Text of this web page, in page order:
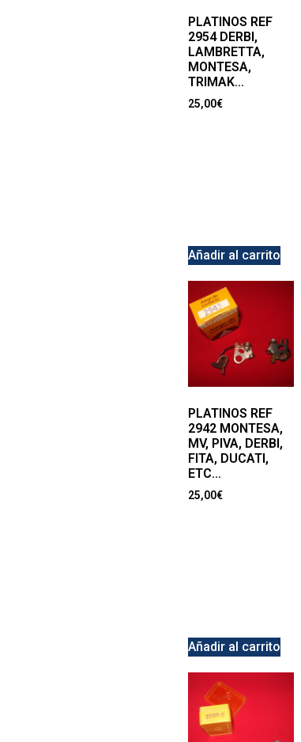
PLATINOS REF
2954 DERBI,
LAMBRETTA,
MONTESA,
TRIMAK…
25,00€
Añadir al carrito
PLATINOS REF
2942 MONTESA,
MV, PIVA, DERBI,
FITA, DUCATI,
ETC…
25,00€
Añadir al carrito